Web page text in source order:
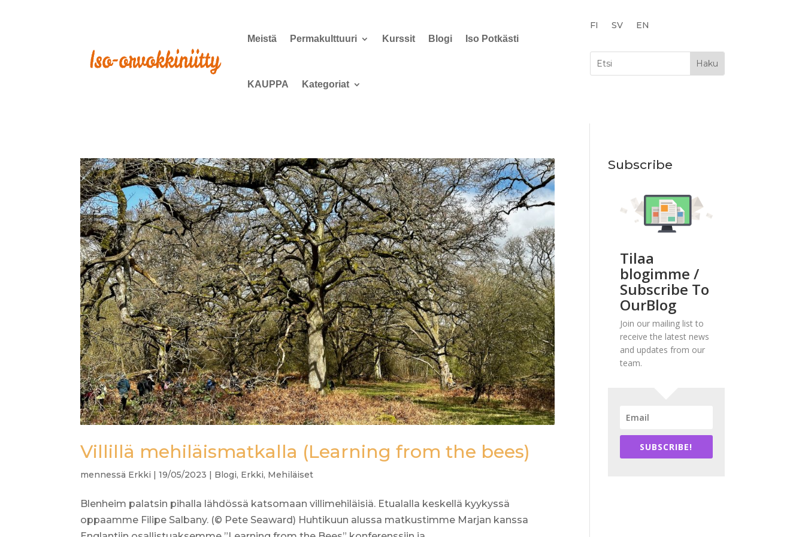
Meistä Permakulttuuri Kurssit Blogi Iso Potkästi
KAUPPA Kategoriat
FI SV EN
Villillä mehiläismatkalla (Learning from the bees)
mennessä Erkki |19/05/2023 | Blogi, Erkki, Mehiläiset
Blenheim palatsin pihalla lähdössä katsomaan villimehiläisiä. Etualalla keskellä kyykyssä
oppaamme Filipe Salbany. (© Pete Seaward) Huhtikuun alussa matkustimme Marjan kanssa
Subscribe
Tilaa
blogimme /
Subscribe To
OurBlog
Join our mailing list to
receive the latest news
and updates from our
team.
SUBSCRIBE!